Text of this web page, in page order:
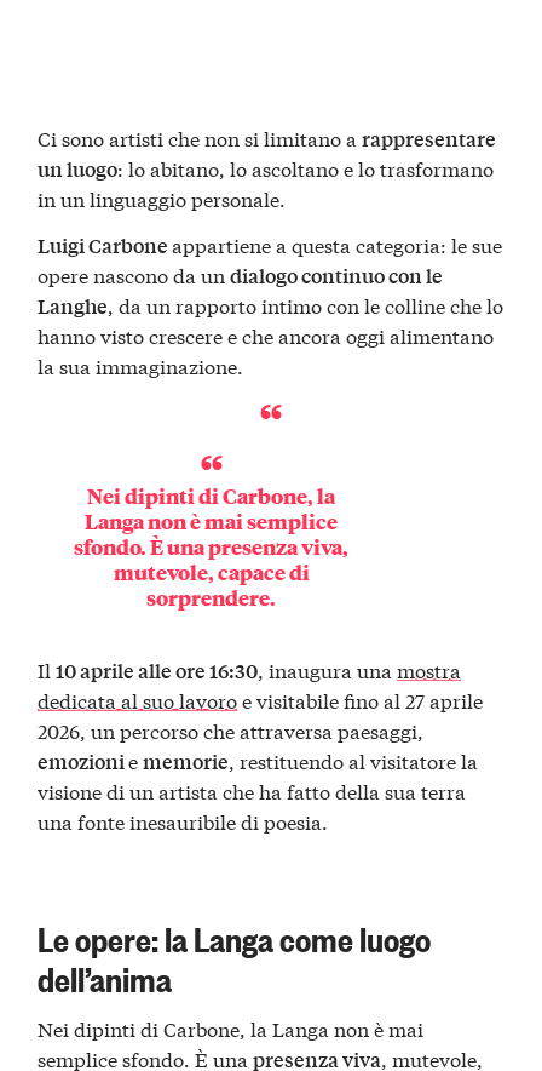
Ci sono artisti che non si limitano arappresentare
un luogo: lo abitano, lo ascoltano e lo trasformano
in un linguaggio personale.
Luigi Carboneappartiene a questa categoria: le sue
opere nascono da undialogo continuo con le
Langhe , da un rapporto intimo con le colline che lo
hanno visto crescere e che ancora oggi alimentano
la sua immaginazione.
Nei dipinti di Carbone, la
Langa non è mai semplice
sfondo. È unapresenza viva,
mutevole, capace di
sorprendere.
Il10 aprile alle ore 16:30, inaugura unamostra
dedicata al suo lavoroe visitabile fino al 27 aprile
2026, un percorso che attraversa paesaggi,
emozioniememorie, restituendo al visitatore la
visione di un artista che ha fatto della sua terra
una fonte inesauribile di poesia.
Le opere: la Langa come luogo
dell’anima
Nei dipinti di Carbone, la Langa non è mai
semplice sfondo. È unapresenza viva, mutevole,